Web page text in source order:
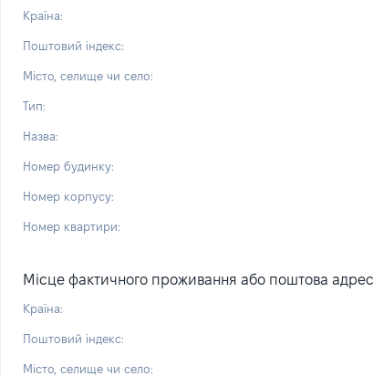
Країна:
Поштовий індекс:
Місто, селище чи село:
Тип:
Назва:
Номер будинку:
Номер корпусу:
Номер квартири:
Місце фактичного проживання або поштова
Країна:
Поштовий індекс:
Місто, селище чи село: